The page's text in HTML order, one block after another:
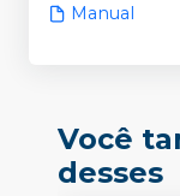
Manual
Você
desses